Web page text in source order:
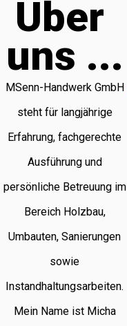
Über
uns ...
MSenn-Handwerk GmbH
steht für langjährige
Erfahrung, fachgerechte
Ausführung und
persönliche Betreuung im
Bereich Holzbau,
Umbauten, Sanierungen
sowie
Instandhaltungsarbeiten.
Mein Name ist Micha